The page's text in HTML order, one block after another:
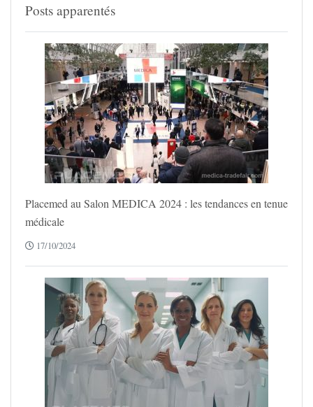
Posts apparentés
Placemed au Salon MEDICA 2024 : les tendances en tenue
médicale
17/10/2024